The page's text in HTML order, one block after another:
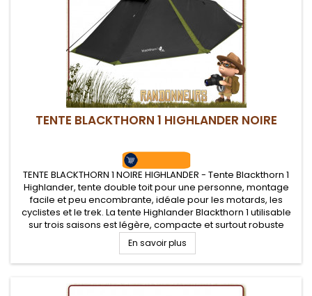
TENTE BLACKTHORN 1 HIGHLANDER NOIRE
TENTE BLACKTHORN 1 NOIRE HIGHLANDER - Tente Blackthorn 1
Highlander, tente double toit pour une personne, montage
facile et peu encombrante, idéale pour les motards, les
cyclistes et le trek. La tente Highlander Blackthorn 1 utilisable
sur trois saisons est légère, compacte et surtout robuste
avec un transport facilité avec son sac de compression.
En savoir plus